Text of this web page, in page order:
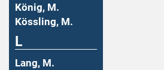
König, M.
Kössling, M.
L
Lang, M.